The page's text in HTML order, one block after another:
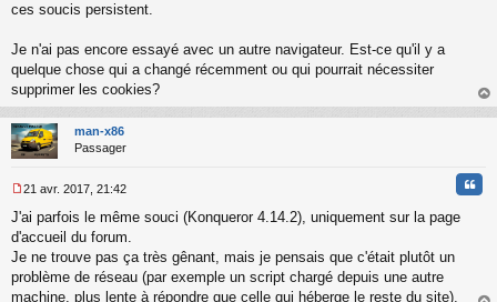
ces soucis persistent.
Je n'ai pas encore essayé avec un autre navigateur. Est-ce qu'il y a
quelque chose qui a changé récemment ou qui pourrait nécessiter
supprimer les cookies?
au
man-x86
Passager
e
s
g
21 avr. 2017, 21:42
J'ai parfois le même souci (Konqueror 4.14.2), uniquement sur la page
d'accueil du forum.
Je ne trouve pas ça très gênant, mais je pensais que c'était plutôt un
problème de réseau (par exemple un script chargé depuis une autre
machine, plus lente à répondre que celle qui héberge le reste du site).